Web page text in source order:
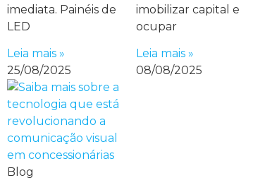
imediata. Painéis de
LED
Leia mais »
25/08/2025
imobilizar capital e
ocupar
Leia mais »
08/08/2025
Blog